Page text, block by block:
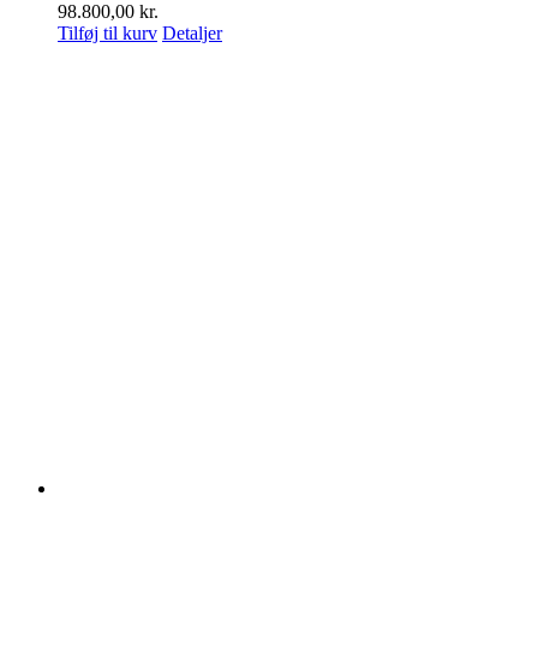
98.800,00 kr.
Tilføj til kurv Detaljer